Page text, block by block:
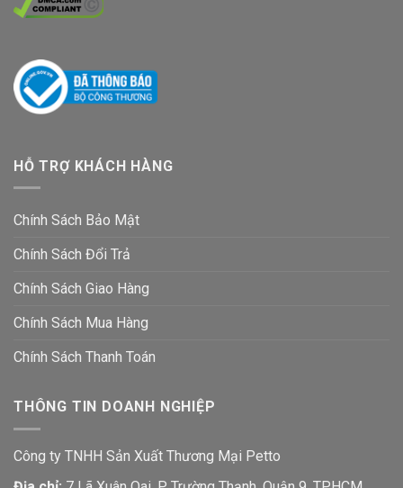
HỖ TRỢ KHÁCH HÀNG
Chính Sách Bảo Mật
Chính Sách Đổi Trả
Chính Sách Giao Hàng
Chính Sách Mua Hàng
Chính Sách Thanh Toán
THÔNG TIN DOANH NGHIỆP
Công ty TNHH Sản Xuất Thương Mại Petto